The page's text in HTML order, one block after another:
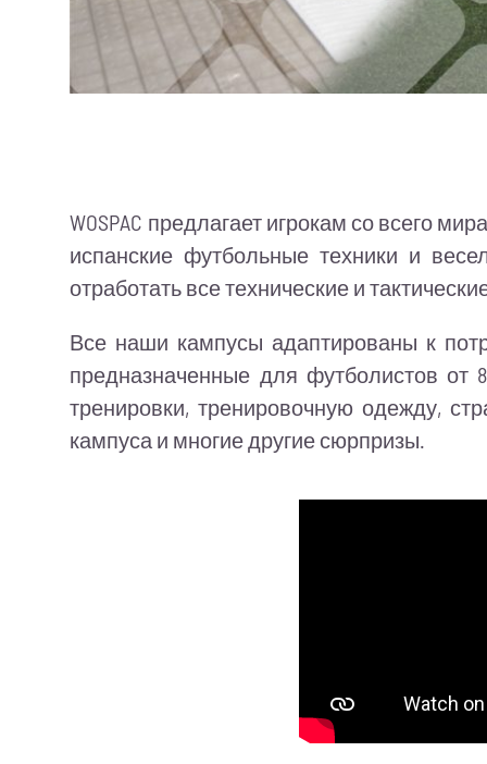
WOSPAC предлагает игрокам со всего
испанские футбольные техники и
отработать все технические и
Все наши кампусы адаптированы к
предназначенные для футболистов от
тренировки, тренировочную одежду,
кампуса и многие другие сюрпризы.